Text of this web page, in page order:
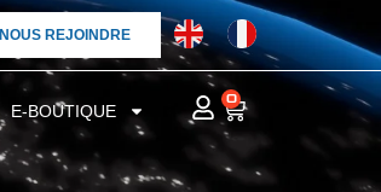
NOUS REJOINDRE
E-BOUTIQUE
0